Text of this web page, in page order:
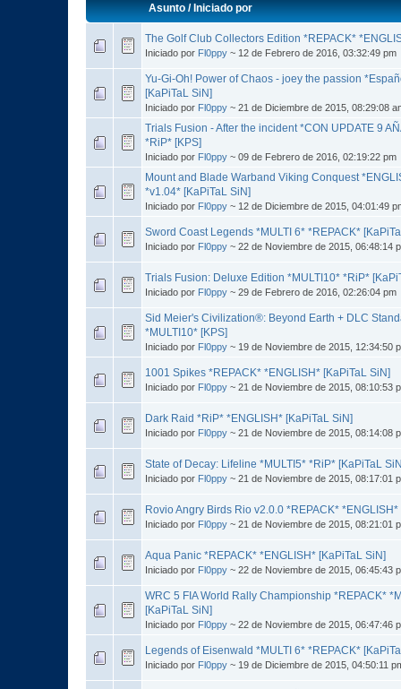
Asunto/Iniciado por
The Golf Club Collectors Edition *REPACK*
Iniciado por Fl0ppy ~ 12 de Febrero de 2016, 03:32:49 pm
Yu-Gi-Oh! Power of Chaos - joey the passion
[KaPiTaL SiN]
Iniciado por Fl0ppy ~ 21 de Diciembre de 2015, 08:29:08
Trials Fusion - After the incident *CON UPDATE 9
*RiP* [KPS]
Iniciado por Fl0ppy ~ 09 de Febrero de 2016, 02:19:22 pm
Mount and Blade Warband Viking Conquest
*v1.04* [KaPiTaL SiN]
Iniciado por Fl0ppy ~ 12 de Diciembre de 2015, 04:01:49
Sword Coast Legends *MULTI 6* *REPACK*
Iniciado por Fl0ppy ~ 22 de Noviembre de 2015, 06:48:14
Trials Fusion: Deluxe Edition *MULTI10* *RiP*
Iniciado por Fl0ppy ~ 29 de Febrero de 2016, 02:26:04 pm
Sid Meier's Civilization®: Beyond Earth + DLC
*MULTI10* [KPS]
Iniciado por Fl0ppy ~ 19 de Noviembre de 2015, 12:34:50
1001 Spikes *REPACK* *ENGLISH* [KaPiTaL SiN]
Iniciado por Fl0ppy ~ 21 de Noviembre de 2015, 08:10:53
Dark Raid *RiP* *ENGLISH* [KaPiTaL SiN]
Iniciado por Fl0ppy ~ 21 de Noviembre de 2015, 08:14:08
State of Decay: Lifeline *MULTI5* *RiP* [KaPiTaL
Iniciado por Fl0ppy ~ 21 de Noviembre de 2015, 08:17:01
Rovio Angry Birds Rio v2.0.0 *REPACK* *ENGLISH*
Iniciado por Fl0ppy ~ 21 de Noviembre de 2015, 08:21:01
Aqua Panic *REPACK* *ENGLISH* [KaPiTaL SiN]
Iniciado por Fl0ppy ~ 22 de Noviembre de 2015, 06:45:43
WRC 5 FIA World Rally Championship *REPACK*
[KaPiTaL SiN]
Iniciado por Fl0ppy ~ 22 de Noviembre de 2015, 06:47:46
Legends of Eisenwald *MULTI 6* *REPACK*
Iniciado por Fl0ppy ~ 19 de Diciembre de 2015, 04:50:11